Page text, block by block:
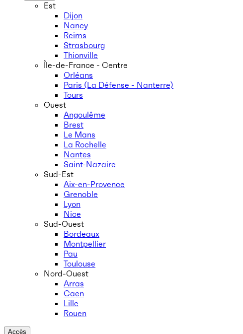
Est
Dijon
Nancy
Reims
Strasbourg
Thionville
Île-de-France - Centre
Orléans
Paris (La Défense - Nanterre)
Tours
Ouest
Angoulême
Brest
Le Mans
La Rochelle
Nantes
Saint-Nazaire
Sud-Est
Aix-en-Provence
Grenoble
Lyon
Nice
Sud-Ouest
Bordeaux
Montpellier
Pau
Toulouse
Nord-Ouest
Arras
Caen
Lille
Rouen
Accès